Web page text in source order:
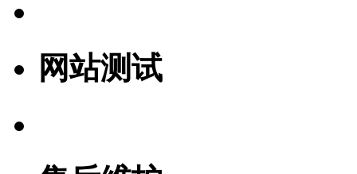
网站测试